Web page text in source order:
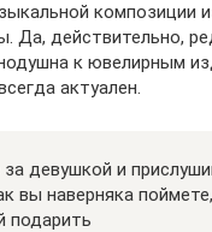
композиции
Да, действительно,
к ювелирным
актуален.
девушкой и
вы наверняка
подарить